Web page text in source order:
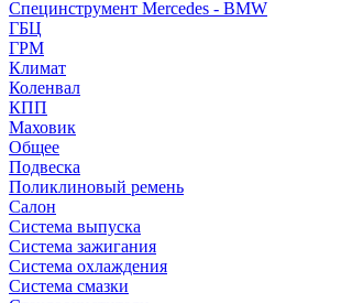
Специнструмент Mercedes - BMW
ГБЦ
ГРМ
Климат
Коленвал
КПП
Маховик
Общее
Подвеска
Поликлиновый ремень
Салон
Система выпуска
Система зажигания
Система охлаждения
Система смазки